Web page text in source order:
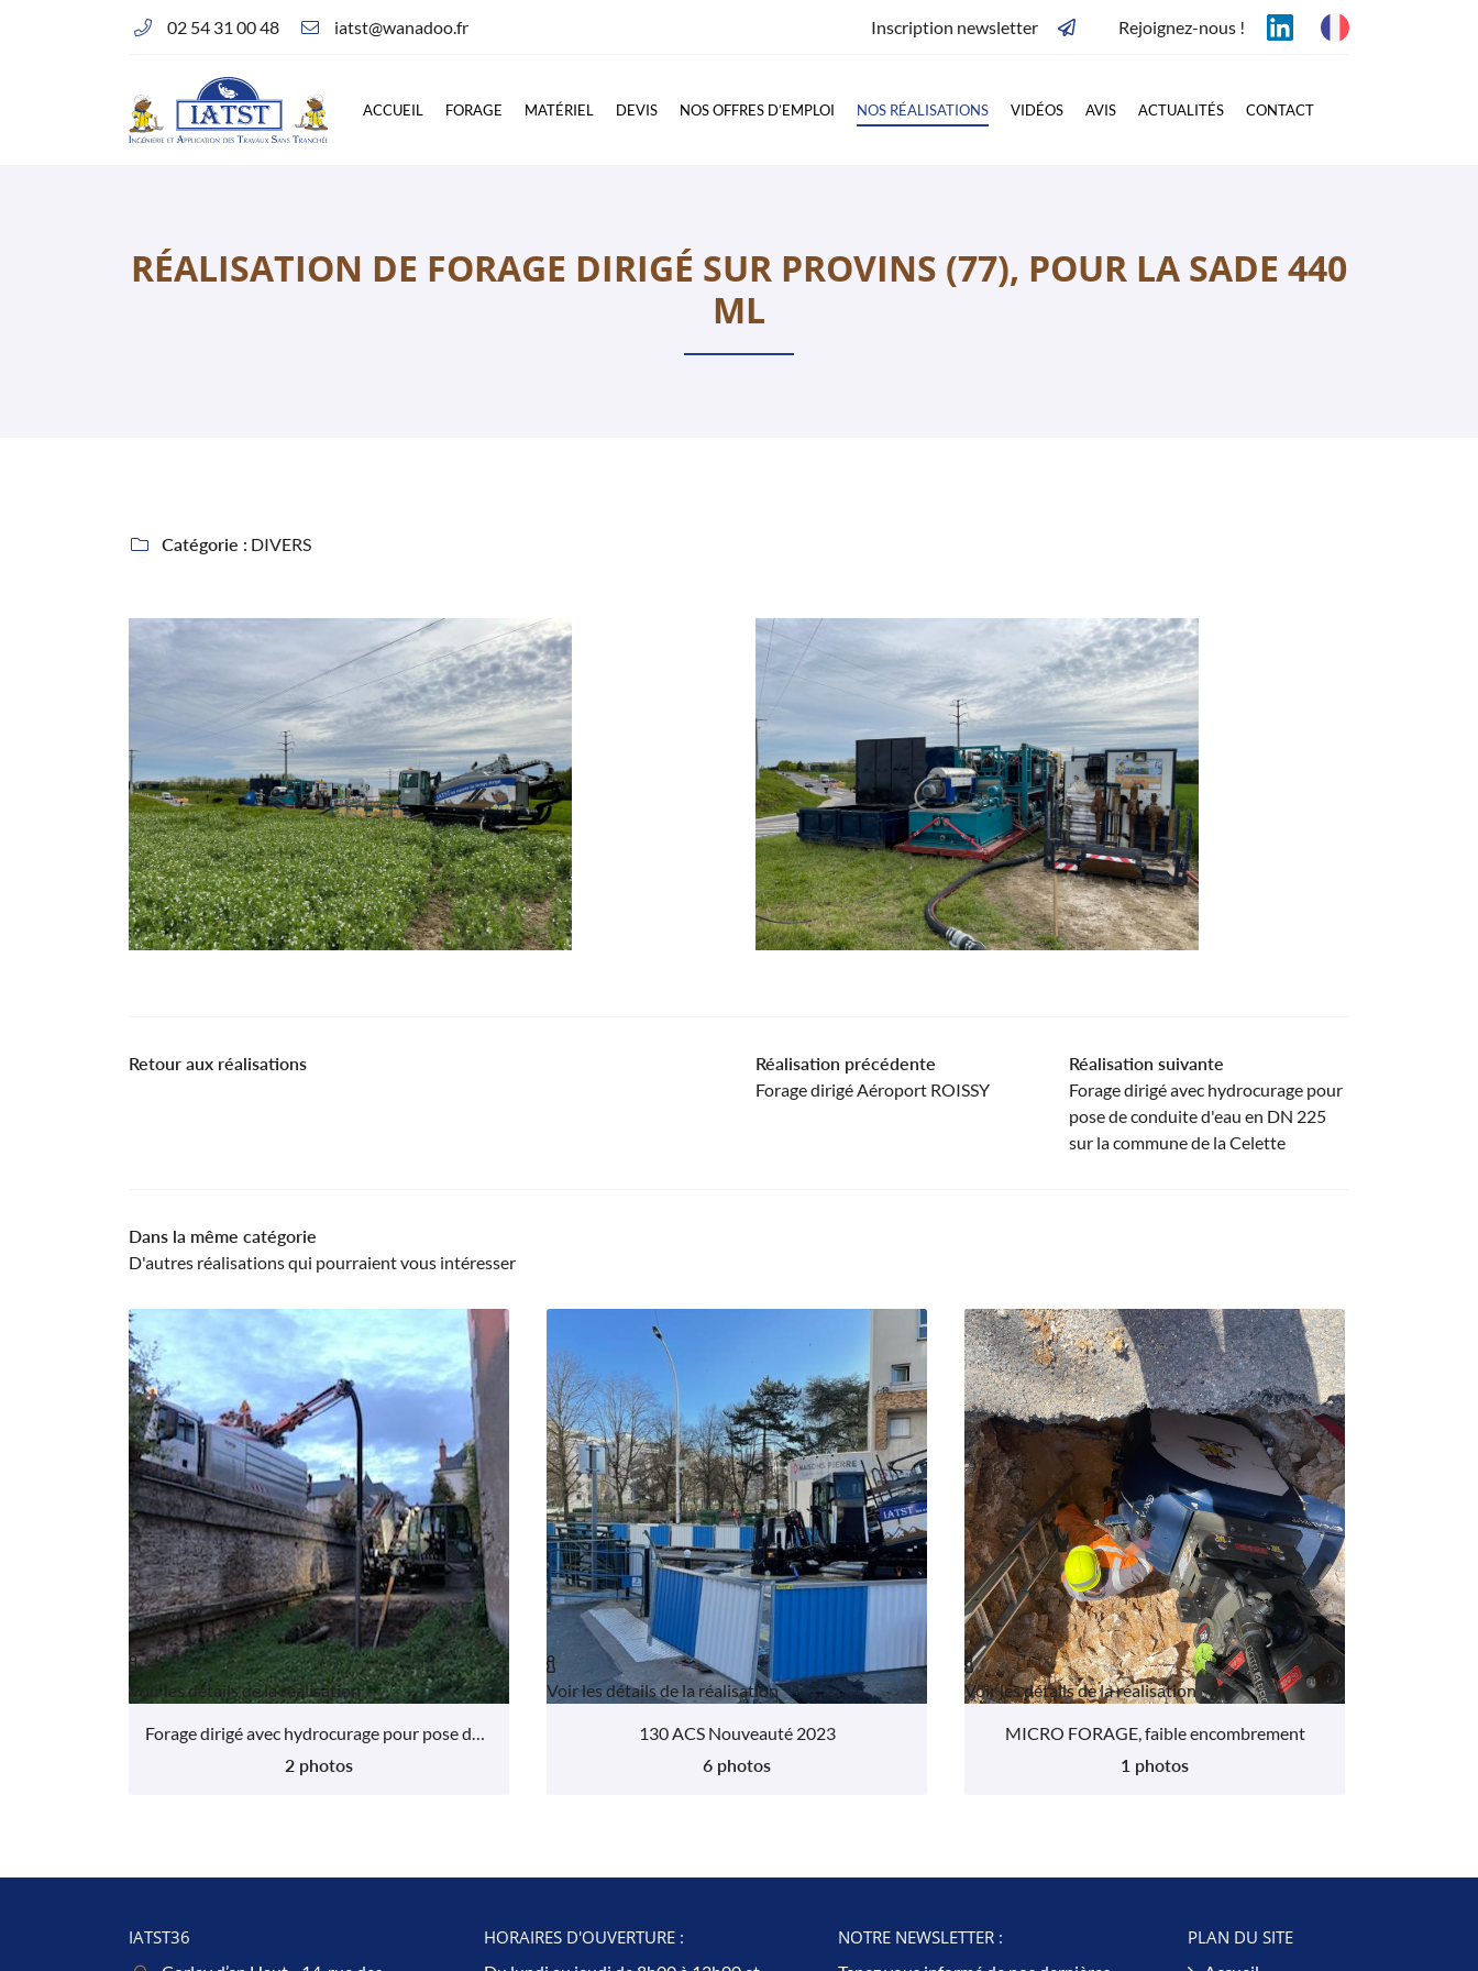
02 54 31 00 48 Inscription newsletter Rejoignez-nous !
ACCUEIL FORAGE MATÉRIEL DEVIS NOS OFFRES D’EMPLOI NOS RÉALISATIONS VIDÉOS AVIS ACTUALITÉS CONTACT
02 54 31 00 48
Rafraîchir le captcha
email indiqué ci-dessus. Vous pouvez vous désinscrire à tout moment en utilisant
le
formulaire de désinscription.
Inscription
RÉALISATION DE FORAGE DIRIGÉ SUR PROVINS (77), POUR LA SADE 440
ML
 Catégorie : DIVERS
Retour aux réalisations
Réalisation précédente
Forage dirigé Aéroport ROISSY
Réalisation suivante
Forage dirigé avec hydrocurage pour
pose de conduite d'eau en DN 225
sur la commune de la Celette
Dans la même catégorie
D'autres réalisations qui pourraient vous intéresser

Voir les détails de la réalisation
Forage dirigé avec hydrocurage pour pose de conduite d'eau en DN 225 sur la commune de la Celette
2 photos

Voir les détails de la réalisation
130 ACS Nouveauté 2023
6 photos

Voir les détails de la réalisation
MICRO FORAGE, faible encombrement
1 photos
IATST36 HORAIRES D'OUVERTURE : NOTRE NEWSLETTER : PLAN DU SITE